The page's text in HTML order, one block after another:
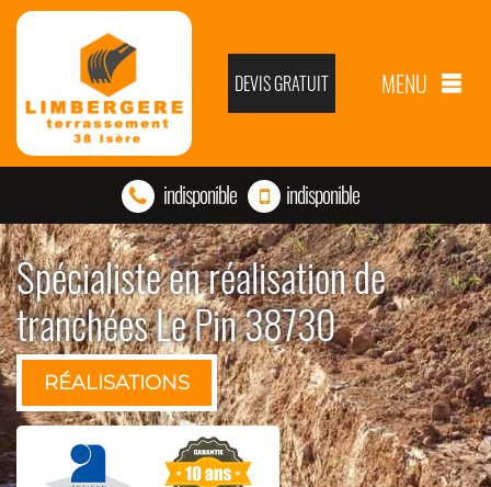
DEVIS GRATUIT MENU
indisponible indisponible
Spécialiste en réalisation de
tranchées Le Pin 38730
RÉALISATIONS